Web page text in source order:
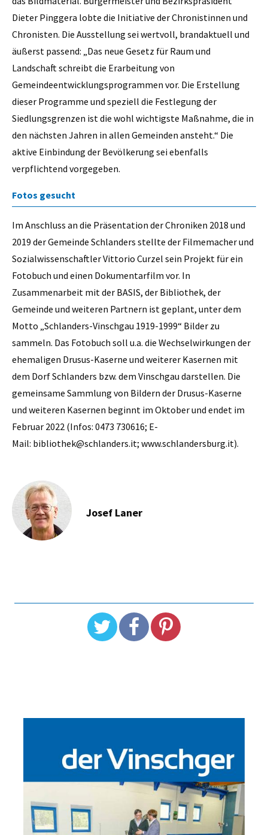
Dieter Pinggera lobte die Initiative der Chronistinnen und
Chronisten. Die Ausstellung sei wertvoll, brandaktuell und
äußerst passend: „Das neue Gesetz für Raum und
Landschaft schreibt die Erarbeitung von
Gemeindeentwicklungsprogrammen vor. Die Erstellung
dieser Programme und speziell die Festlegung der
Siedlungsgrenzen ist die wohl wichtigste Maßnahme, die in
den nächsten Jahren in allen Gemeinden ansteht.“ Die
aktive Einbindung der Bevölkerung sei ebenfalls
verpflichtend vorgegeben.
Fotos gesucht
Im Anschluss an die Präsentation der Chroniken 2018 und
2019 der Gemeinde Schlanders stellte der Filmemacher und
Sozialwissenschaftler Vittorio Curzel sein Projekt für ein
Fotobuch und einen Dokumentarfilm vor. In
Zusammenarbeit mit der BASIS, der Bibliothek, der
Gemeinde und weiteren Partnern ist geplant, unter dem
Motto „Schlanders-Vinschgau 1919-1999“ Bilder zu
sammeln. Das Fotobuch soll u.a. die Wechselwirkungen der
ehemaligen Drusus-Kaserne und weiterer Kasernen mit
dem Dorf Schlanders bzw. dem Vinschgau darstellen. Die
gemeinsame Sammlung von Bildern der Drusus-Kaserne
und weiteren Kasernen beginnt im Oktober und endet im
Februar 2022 (Infos: 0473 730616; E-
Mail: bibliothek@schlanders.it; www.schlandersburg.it).
Josef Laner